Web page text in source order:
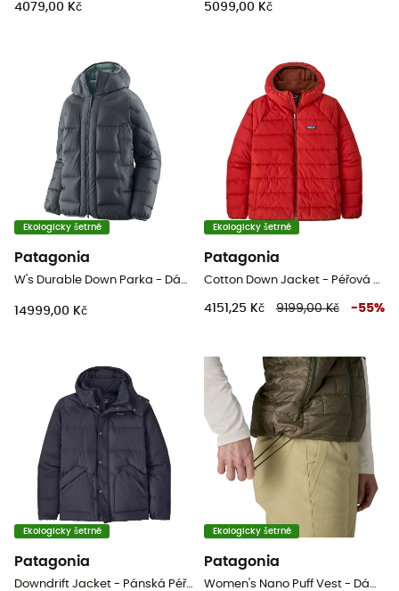
4079,00 Kč 5099,00 Kč
Ekologicky šetrné
Patagonia
14999,00 Kč
Ekologicky šetrné
Patagonia
4151,25 Kč 9199,00 Kč -55%
Ekologicky šetrné
Patagonia
Downdrift Jacket - Pánská Péřová bunda
Ekologicky šetrné
Patagonia